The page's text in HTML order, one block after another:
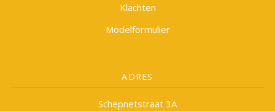
Klachten
Modelformulier
ADRES
Schepnetstraat 3A